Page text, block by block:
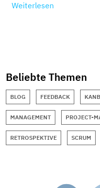
Weiterlesen
Beliebte Themen
BLOG FEEDBACK
MANAGEMENT PROJECT-
RETROSPEKTIVE SCRUM